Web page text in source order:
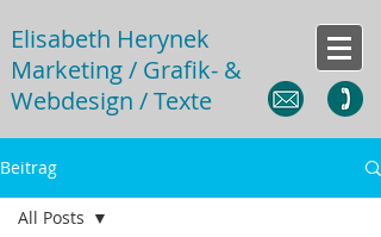
Elisabeth Herynek
Marketing / Grafik- &
Webdesign / Texte
Beitrag
All Posts